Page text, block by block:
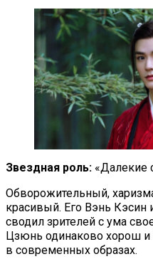
Звездная роль: «Далекие
Обворожительный,
красивый. Его Вэнь Кэсин
сводил зрителей с ума
Цзюнь одинаково хорош и
в современных образах.